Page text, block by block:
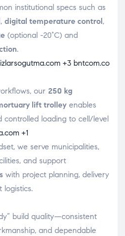
institutional specs such as
, digital temperature control ,
(optional -20°C) and
.
+3 bntcom.co
our 250 kg
lift trolley enables
loading to cell/level
+1
we serve municipalities,
and support
with project planning, delivery
logistics.
build quality—consistent
and dependable